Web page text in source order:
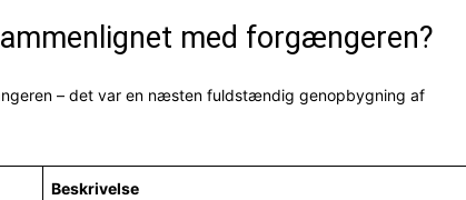
med forgængeren?
– det var en næsten fuldstændig genopbygning af
Beskrivelse